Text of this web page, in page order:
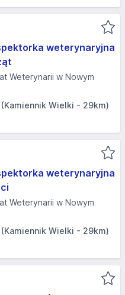
weterynaryjna
Weterynarii w Nowym
Wielki - 29km)
weterynaryjna
Weterynarii w Nowym
Wielki - 29km)